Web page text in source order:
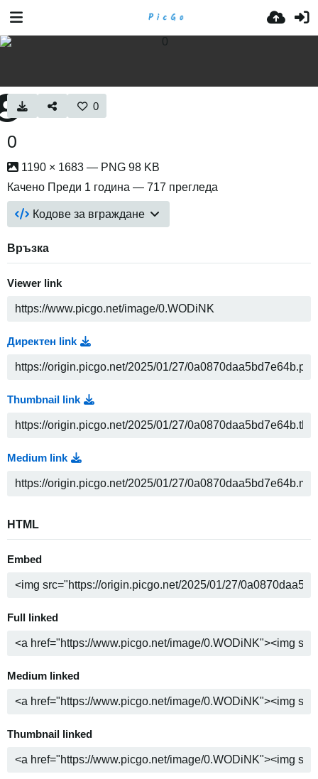
0
0
1190 × 1683 — PNG 98 KB
Качено Преди 1 година — 717 прегледа
Кодове за вграждане
Връзка
Viewer link
Директен link
Thumbnail link
Medium link
HTML
Embed
Full linked
Medium linked
Thumbnail linked